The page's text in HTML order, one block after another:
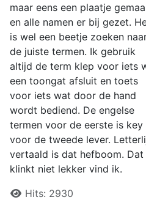
maar eens een plaatje
en alle namen er bij gezet.
is wel een beetje zoeken
de juiste termen. Ik gebruik
altijd de term klep voor iets
een toongat afsluit en toets
voor iets wat door de hand
wordt bediend. De engelse
termen voor de eerste is key
voor de tweede lever.
vertaald is dat hefboom. Dat
klinkt niet lekker vind ik.
Details
Hits: 2930